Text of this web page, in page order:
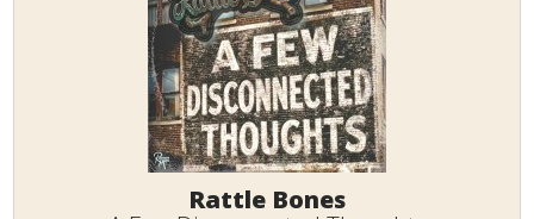
Rattle Bones